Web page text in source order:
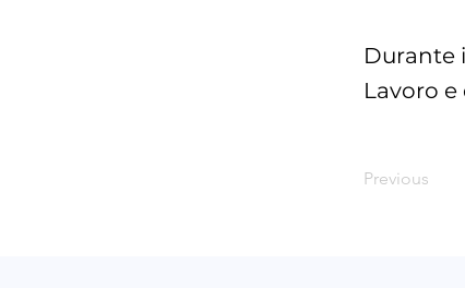
Durante
Lavoro e
Previous